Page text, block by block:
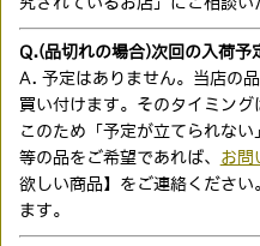
Q.(品切れの場合)次回の入荷予
A. 予定はありません。当店の
買い付けます。そのタイミング
このため「予定が立てられな
等の品をご希望であれば、 お問
欲しい商品】をご連絡くださ
ます。